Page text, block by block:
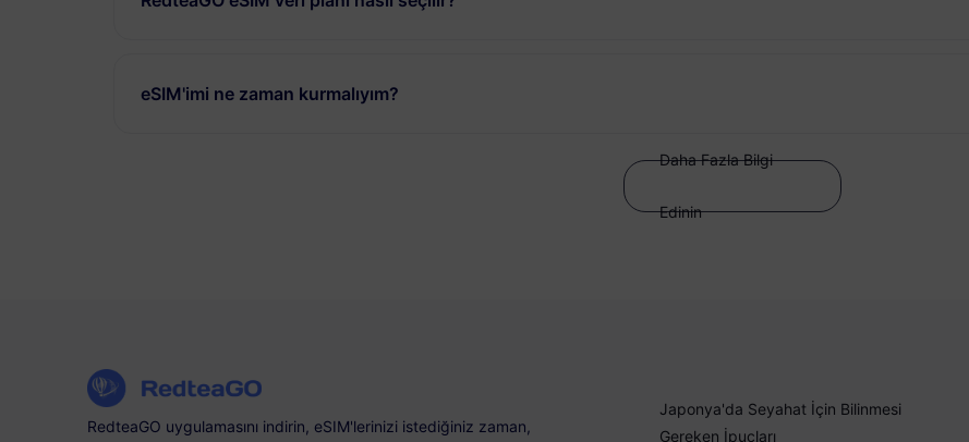
eSIM'imi ne zaman kurmalıyım?
Daha Fazla Bilgi
Edinin
RedteaGO uygulamasını indirin, eSIM'lerinizi istediğiniz zaman,
Japonya'da Seyahat İçin Bilinmesi
Gereken İpuçları